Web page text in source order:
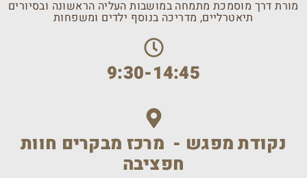
מורת דרך מוסמכת מתמחה במושבות העליה הראשונה ובסיורים
תיאטרליים, מדריכה בנוסף ילדים ומשפחות
9:30-14:45
נקודת מפגש - מרכז מבקרים חוות
חפציבה